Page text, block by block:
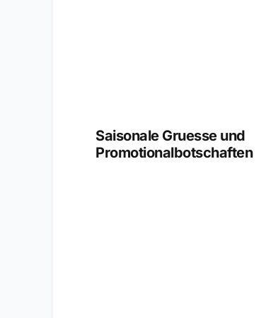
Saisonale Gruesse und
Promotionalbotschaften